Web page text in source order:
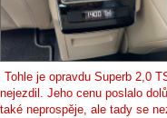
Tohle je opravdu Superb 2,0
nejezdil. Jeho cenu poslalo
také neprospěje, ale tady se